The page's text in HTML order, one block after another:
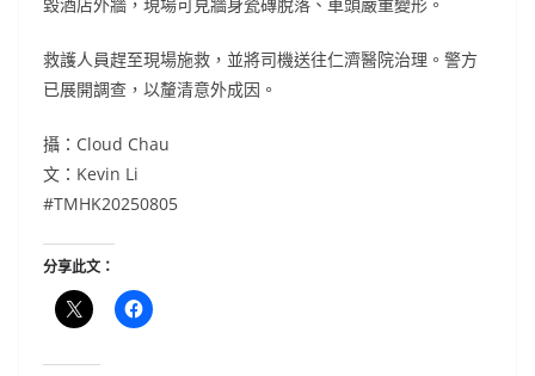
毀酒店外牆，現場可見牆身瓷磚脫落、車頭嚴重變形。
救護人員趕至現場施救，並將司機送往仁濟醫院治理。警方
已展開調查，以釐清意外成因。
攝：Cloud Chau
文：Kevin Li
#TMHK20250805
分享此文：